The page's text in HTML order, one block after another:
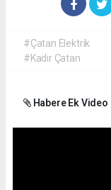
#Çatan Elektrik
#Kadir Çatan
Habere Ek Video